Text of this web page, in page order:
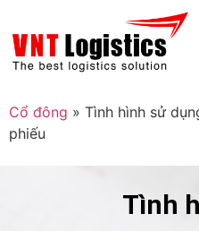
Cổ đông » Tình hình sử
phiếu
Tình